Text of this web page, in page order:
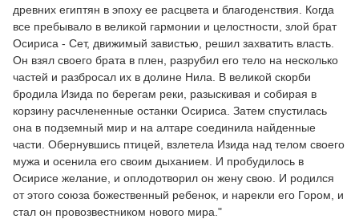
древних египтян в эпоху ее расцвета и благоденствия. Когда
все пребывало в великой гармонии и целостности, злой брат
Осириса - Сет, движимый завистью, решил захватить власть.
Он взял своего брата в плен, разрубил его тело на несколько
частей и разбросал их в долине Нила. В великой скорби
бродила Изида по берегам реки, разыскивая и собирая в
корзину расчлененные останки Осириса. Затем спустилась
она в подземный мир и на алтаре соединила найденные
части. Обернувшись птицей, взлетела Изида над телом своего
мужа и осенила его своим дыханием. И пробудилось в
Осирисе желание, и оплодотворил он жену свою. И родился
от этого союза божественный ребенок, и нарекли его Гором, и
стал он провозвестником нового мира."